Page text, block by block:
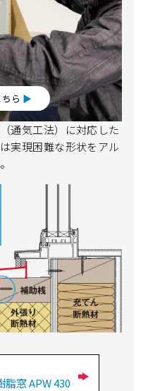
ら ▶︎
通気工法）に対応した
実現困難な形状をアル
窓 APW 430